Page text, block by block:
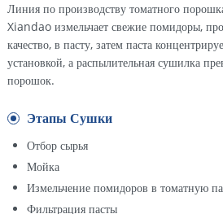
Линия по производству томатного
Xiandao измельчает свежие помидоры,
качество, в пасту, затем паста
установкой, а распылительная сушилка
порошок.
Этапы Сушки
Отбор сырья
Мойка
Измельчение помидоров в томатную
Фильтрация пасты